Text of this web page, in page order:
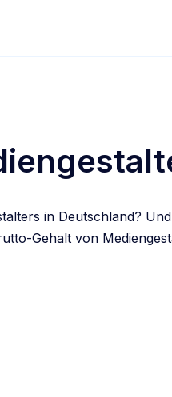
in Deutschland?
Gehalt von